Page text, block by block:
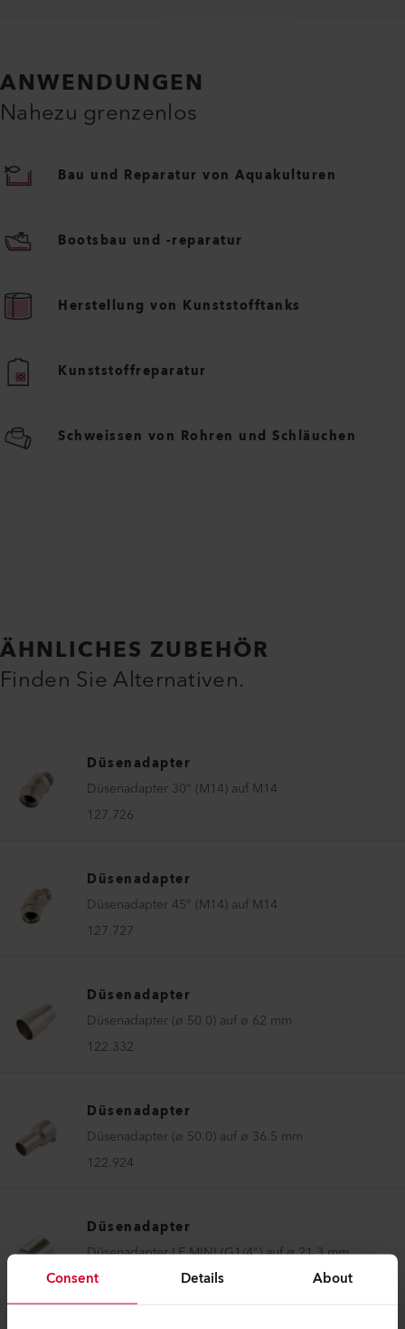
Consent Details About
ANWENDUNGEN
Nahezu grenzenlos
Bau und Reparatur von Aquakulturen
Bootsbau und -reparatur
Herstellung von Kunststofftanks
Kunststoffreparatur
Schweissen von Rohren und Schläuchen
ÄHNLICHES ZUBEHÖR
Finden Sie Alternativen.
Düsenadapter
Düsenadapter 30° (M14) auf M14
127.726
Düsenadapter
Düsenadapter 45° (M14) auf M14
127.727
Düsenadapter
Düsenadapter (ø 50.0) auf ø 62 mm
122.332
Düsenadapter
Düsenadapter (ø 50.0) auf ø 36.5 mm
122.924
Düsenadapter
Düsenadapter LE MINI (G1/4") auf ø 21.3 mm
117.955